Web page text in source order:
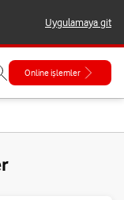
Uygulamaya git
Online işlemler